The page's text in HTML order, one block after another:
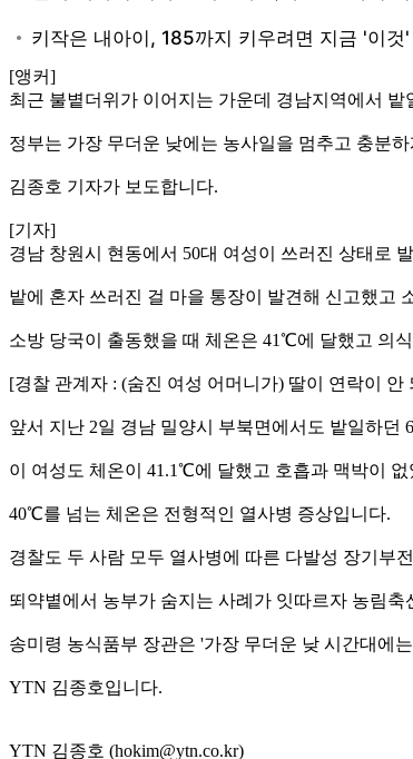
[앵커]
최근 불볕더위가 이어지는 가운데 경남지역에서
정부는 가장 무더운 낮에는 농사일을 멈추고 충분
김종호 기자가 보도합니다.
[기자]
경남 창원시 현동에서 50대 여성이 쓰러진 상태로
밭에 혼자 쓰러진 걸 마을 통장이 발견해 신고했고
소방 당국이 출동했을 때 체온은 41℃에 달했고 의
[경찰 관계자 : (숨진 여성 어머니가) 딸이 연락이
앞서 지난 2일 경남 밀양시 부북면에서도 밭일하던
이 여성도 체온이 41.1℃에 달했고 호흡과 맥박이
40℃를 넘는 체온은 전형적인 열사병 증상입니다.
경찰도 두 사람 모두 열사병에 따른 다발성 장기부
뙤약볕에서 농부가 숨지는 사례가 잇따르자 농림
송미령 농식품부 장관은 '가장 무더운 낮 시간대에
YTN 김종호입니다.
YTN 김종호 (hokim@ytn.co.kr)